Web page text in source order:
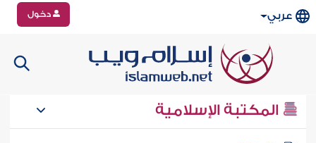
عربي دخول
المكتبة الإسلامية